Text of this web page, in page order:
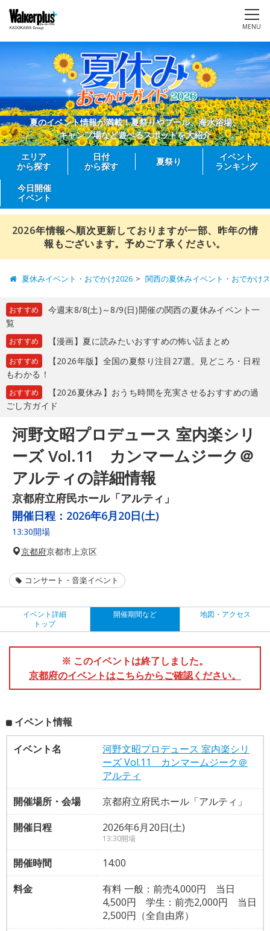
MENU
夏のイベント情報が満載！夏祭りやプール、海水浴場、
キャンプ場など遊べるスポットを大紹介
エリア
から探す
日付
から探す
夏祭り
イベント
ランキング
今日開催
イベント
2026年情報へ順次更新しておりますが一部、昨年の情
報もございます。予めご了承ください。
夏休みイベント・おでかけ2026 関西の夏休みイベント・おでかけ
おすすめ
今週末8/8(土)～8/9(日)開催の関西の夏休みイベント一
覧
おすすめ 【漫画】夏に読みたいおすすめの怖い話まとめ
おすすめ
【2026年版】全国の夏祭り注目27選。見どころ・日程
もわかる！
おすすめ
【2026夏休み】おうち時間を充実させるおすすめの過
ごし方ガイド
河野文昭プロデュース 室内楽シリ
ーズ Vol.11 カンマームジーク＠
アルティの詳細情報
京都府立府民ホール「アルティ」
開催日程： 2026年6月20日(土)
13:30開場
京都府京都市上京区
コンサート・音楽イベント
イベント詳細
トップ
開催期間など 地図・アクセス
※ このイベントは終了しました。
京都府のイベントはこちらからご確認ください。
イベント情報
イベント名
河野文昭プロデュース 室内楽シリ
ーズ Vol.11 カンマームジーク＠
アルティ
開催場所・会場
京都府立府民ホール「アルティ」
開催日程
2026年6月20日(土)
13:30開場
開催時間
14:00
料金
有料 一般：前売4,000円 当日
4,500円 学生：前売2,000円 当日
2,500円（全自由席）